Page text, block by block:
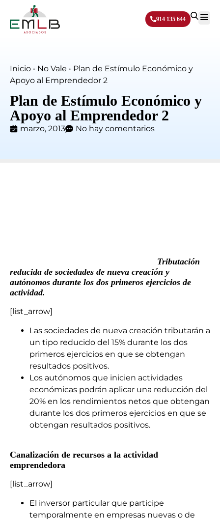
914 135 644
Inicio • No Vale • Plan de Estímulo Económico y
Apoyo al Emprendedor 2
Plan de Estímulo Económico y
Apoyo al Emprendedor 2
marzo, 2013 No hay comentarios
Tributación
reducida de sociedades de nueva creación y
autónomos durante los dos primeros ejercicios de
actividad.
[list_arrow]
Las sociedades de nueva creación tributarán a
un tipo reducido del 15% durante los dos
primeros ejercicios en que se obtengan
resultados positivos.
Los autónomos que inicien actividades
económicas podrán aplicar una reducción del
20% en los rendimientos netos que obtengan
durante los dos primeros ejercicios en que se
obtengan resultados positivos.
Canalización de recursos a la actividad
emprendedora
[list_arrow]
El inversor particular que participe
temporalmente en empresas nuevas o de